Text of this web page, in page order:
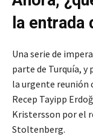
la entrada
Una serie de
parte de Turquía,
la urgente reunión
Recep Tayipp
Kristersson por el
Stoltenberg.